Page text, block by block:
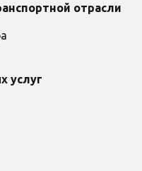
отрасли
услуг